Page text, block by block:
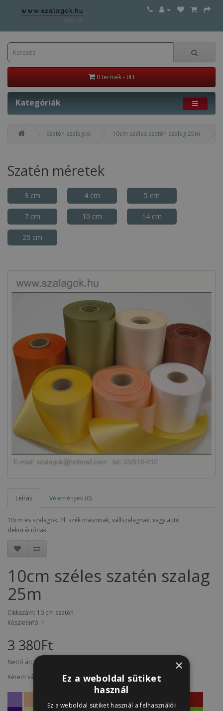
0 termék - 0Ft
Kategóriák
Szatén szalagok 10cm széles szatén szalag 25m
Szatén méretek
3 cm 4 cm 5 cm
7 cm 10 cm 14 cm
25 cm
Leírás Vélemények (0)
10cm es szalagok, Pl. szék masninak, vállszalagnak, vagy autó
dekorációnak.
10cm széles szatén szalag
25m
Cikkszám: 10 cm szatén
Készletinfó: 1
3 380Ft
Nettó ár:2 661Ft
Kérem válasszon!
×
Ez a weboldal sütiket
használ
Ez a weboldal sütiket használ a felhasználói